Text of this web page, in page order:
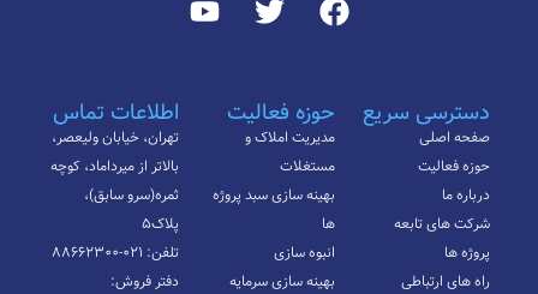
دسترسی سریع
صفحه اصلی
حوزه فعالیت
درباره ما
شرکت های تابعه
پروژه ها
راه های ارتباطی
حوزه فعالیت
مدیریت املاک و
مستغلات
بهینه سازی سبد پروژه
ها
انبوه سازی
بهینه سازی سرمایه
اطلاعات تماس
تهران، خیابان ولیعصر،
بالاتر از میرداماد، کوچه
ثمره(سرو سابق)،
پلاک۵
تلفن: ۰۲۱-۸۸۶۶۲۳۰۰
دفتر فروش: